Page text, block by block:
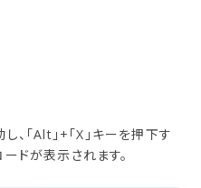
、「Alt」+「X」キーを押下す
ドが表示されます。